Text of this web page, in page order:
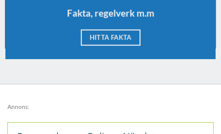
Fakta, regelverk m.m
HITTA FAKTA
Annons: